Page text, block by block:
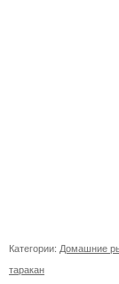
Категории: Домашние
таракан